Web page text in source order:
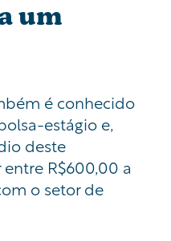
um
é conhecido
estágio e,
deste
R$600,00 a
o setor de